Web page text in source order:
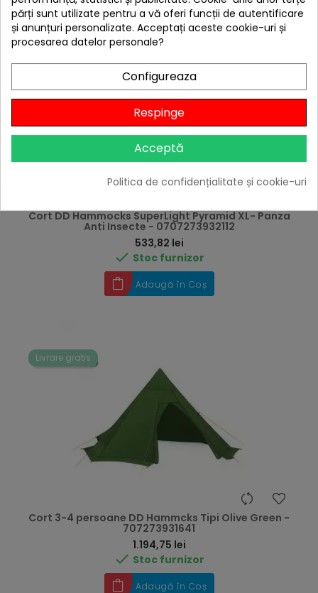
Cort DD Hammocks SuperLight Pyramid XL- Panza
Anti Insecte - 0707273932112
533,82 lei
 Stoc furnizor
Adaugă în Coș
Livrare gratis
Cort 3-4 persoane DD Hammcks Tipi Olive Green -
707273931641
1.194,75 lei
 Stoc furnizor
Adaugă în Coș
părți sunt utilizate pentru a vă oferi funcții de autentificare
și anunțuri personalizate. Acceptați aceste cookie-uri și
procesarea datelor personale?
Configureaza
Respinge
Acceptă
Politica de confidențialitate și cookie-uri
E